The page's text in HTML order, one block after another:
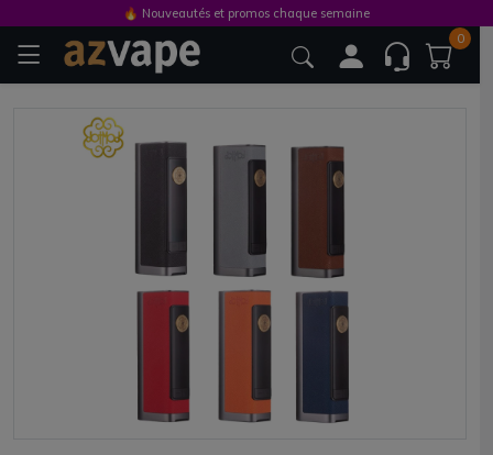
0
🔥 Nouveautés et promos chaque semaine